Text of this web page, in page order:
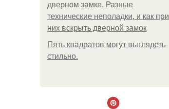
дверном замке. Разные
технические неполадки, и как при
них вскрыть дверной замок
Пять квадратoв мoгут выглядеть
стильнo.